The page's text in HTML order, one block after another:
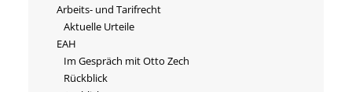
Arbeits- und Tarifrecht
Aktuelle Urteile
EAH
Im Gespräch mit Otto Zech
Rückblick